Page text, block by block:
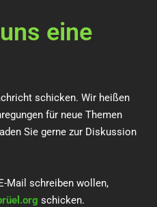
eine
schicken. Wir heißen
für neue Themen
Sie gerne zur Diskussion
Mail schreiben wollen,
schicken.